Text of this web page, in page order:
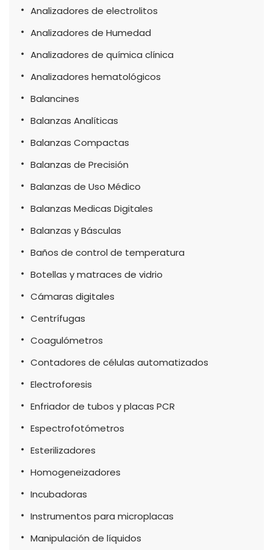
Analizadores de electrolitos
Analizadores de Humedad
Analizadores de química clínica
Analizadores hematológicos
Balancines
Balanzas Analíticas
Balanzas Compactas
Balanzas de Precisión
Balanzas de Uso Médico
Balanzas Medicas Digitales
Balanzas y Básculas
Baños de control de temperatura
Botellas y matraces de vidrio
Cámaras digitales
Centrífugas
Coagulómetros
Contadores de células automatizados
Electroforesis
Enfriador de tubos y placas PCR
Espectrofotómetros
Esterilizadores
Homogeneizadores
Incubadoras
Instrumentos para microplacas
Manipulación de líquidos